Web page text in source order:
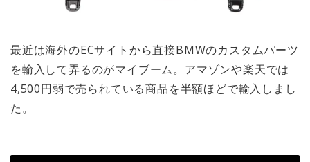
最近は海外のECサイトから直接BMWのカスタムパーツ
を輸入して弄るのがマイブーム。アマゾンや楽天では
4,500円弱で売られている商品を半額ほどで輸入しまし
た。